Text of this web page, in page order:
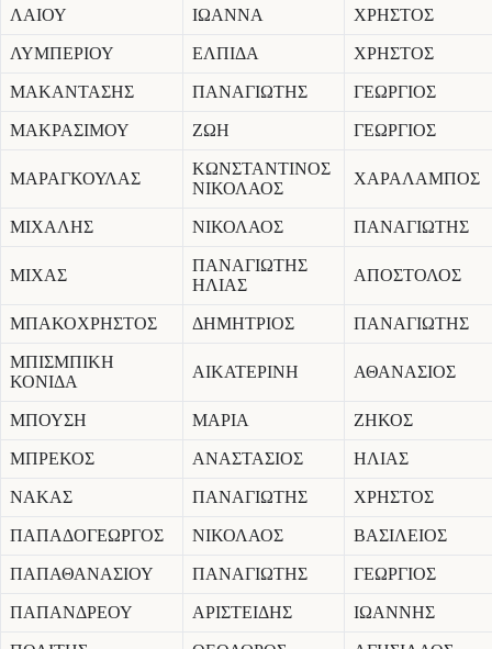
ΛΑΙΟΥ ΙΩΑΝΝΑ ΧΡΗΣΤΟΣ
ΛΥΜΠΕΡΙΟΥ ΕΛΠΙΔΑ ΧΡΗΣΤΟΣ
ΜΑΚΑΝΤΑΣΗΣ ΠΑΝΑΓΙΩΤΗΣ ΓΕΩΡΓΙΟΣ
ΜΑΚΡΑΣΙΜΟΥ ΖΩΗ ΓΕΩΡΓΙΟΣ
ΜΑΡΑΓΚΟΥΛΑΣ
ΚΩΝΣΤΑΝΤΙΝΟΣ
ΝΙΚΟΛΑΟΣ
ΧΑΡΑΛΑΜΠΟΣ
ΜΙΧΑΛΗΣ ΝΙΚΟΛΑΟΣ ΠΑΝΑΓΙΩΤΗΣ
ΜΙΧΑΣ
ΠΑΝΑΓΙΩΤΗΣ
ΗΛΙΑΣ
ΑΠΟΣΤΟΛΟΣ
ΜΠΑΚΟΧΡΗΣΤΟΣ ΔΗΜΗΤΡΙΟΣ ΠΑΝΑΓΙΩΤΗΣ
ΜΠΙΣΜΠΙΚΗ
ΚΟΝΙΔΑ
ΑΙΚΑΤΕΡΙΝΗ ΑΘΑΝΑΣΙΟΣ
ΜΠΟΥΣΗ ΜΑΡΙΑ ΖΗΚΟΣ
ΜΠΡΕΚΟΣ ΑΝΑΣΤΑΣΙΟΣ ΗΛΙΑΣ
ΝΑΚΑΣ ΠΑΝΑΓΙΩΤΗΣ ΧΡΗΣΤΟΣ
ΠΑΠΑΔΟΓΕΩΡΓΟΣ ΝΙΚΟΛΑΟΣ ΒΑΣΙΛΕΙΟΣ
ΠΑΠΑΘΑΝΑΣΙΟΥ ΠΑΝΑΓΙΩΤΗΣ ΓΕΩΡΓΙΟΣ
ΠΑΠΑΝΔΡΕΟΥ ΑΡΙΣΤΕΙΔΗΣ ΙΩΑΝΝΗΣ